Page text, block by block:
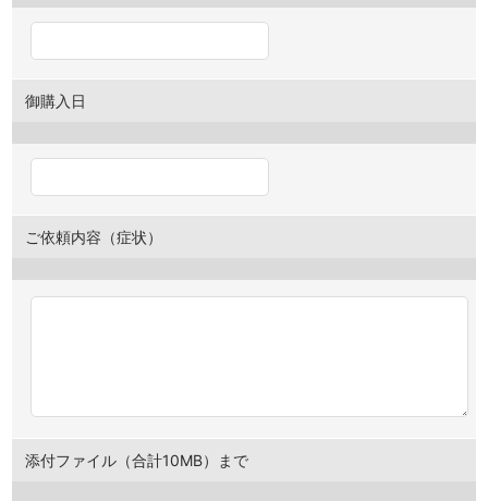
御購入日
ご依頼内容（症状）
添付ファイル（合計10MB）まで